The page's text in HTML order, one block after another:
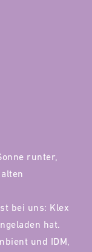
runter,
bei uns: Klex
hat.
und IDM,